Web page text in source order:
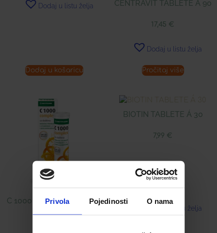
Privola Pojedinosti O nama
Dodaj u listu želja
Dodaj u košaricu
CENTRAVIT TABLETE Á 90
17,45 €
Dodaj u listu želja
Pročitaj više
C 1000 ŠUMEĆE TABLETE
BIOTIN TABLETE Á 30
7,99 €
Dodaj u listu želja